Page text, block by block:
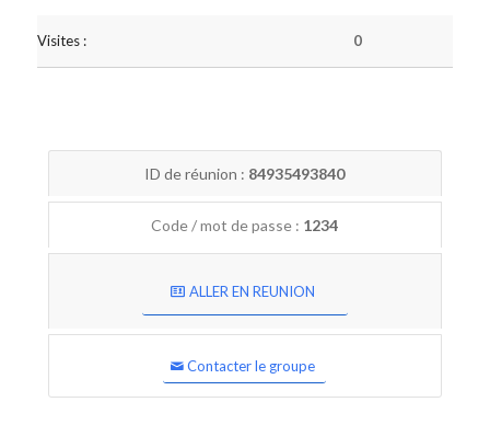
Visites : 0
ID de réunion : 84935493840
Code / mot de passe : 1234
ALLER EN REUNION
Contacter le groupe